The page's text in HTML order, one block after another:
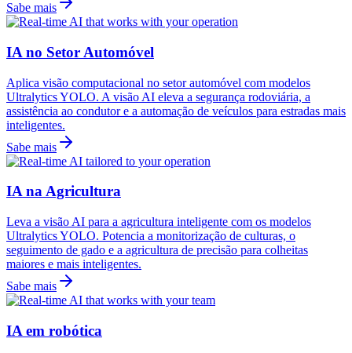
Sabe mais
IA no Setor Automóvel
Aplica visão computacional no setor automóvel com modelos
Ultralytics YOLO. A visão AI eleva a segurança rodoviária, a
assistência ao condutor e a automação de veículos para estradas mais
inteligentes.
Sabe mais
IA na Agricultura
Leva a visão AI para a agricultura inteligente com os modelos
Ultralytics YOLO. Potencia a monitorização de culturas, o
seguimento de gado e a agricultura de precisão para colheitas
maiores e mais inteligentes.
Sabe mais
IA em robótica